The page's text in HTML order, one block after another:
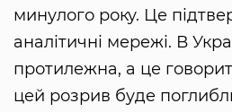
минулого року. Це
аналітичні мережі. В
протилежна, а це
цей розрив буде